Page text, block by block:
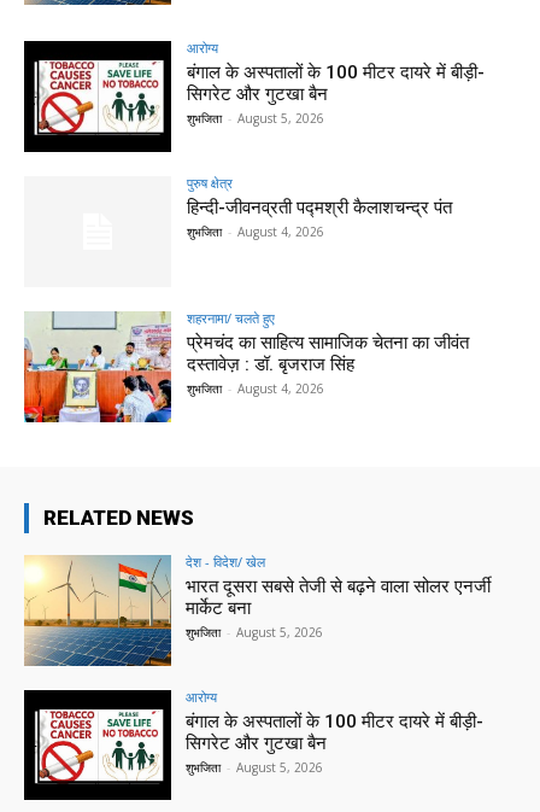
आरोग्य
बंगाल के अस्पतालों के 100 मीटर दायरे में बीड़ी-
सिगरेट और गुटखा बैन
शुभजिता - August 5, 2026
पुरुष क्षेत्र
हिन्‍दी-जीवनव्रती पद्मश्री कैलाशचन्‍द्र पंत
शुभजिता - August 4, 2026
शहरनामा/ चलते हुए
प्रेमचंद का साहित्य सामाजिक चेतना का जीवंत
दस्तावेज़ : डॉ. बृजराज सिंह
शुभजिता - August 4, 2026
RELATED NEWS
देश - विदेश/ खेल
भारत दूसरा सबसे तेजी से बढ़ने वाला सोलर एनर्जी
मार्केट बना
शुभजिता - August 5, 2026
आरोग्य
बंगाल के अस्पतालों के 100 मीटर दायरे में बीड़ी-
सिगरेट और गुटखा बैन
शुभजिता - August 5, 2026